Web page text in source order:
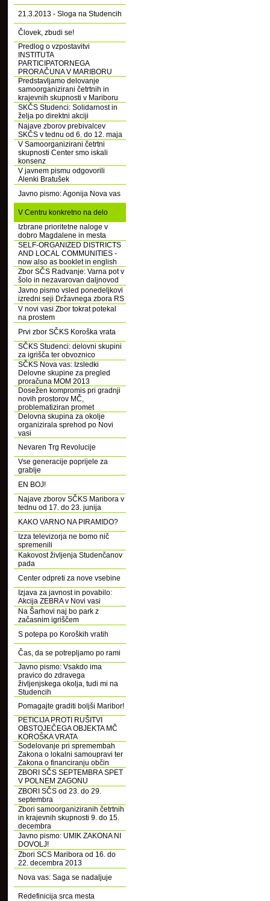
21.3.2013 - Sloga na Studencih
Človek, zbudi se!
Predlog o vzpostavitvi
INSTITUTA
PARTICIPATORNEGA
PRORAČUNA V MARIBORU
Predstavljamo delovanje
samoorganizirani četrtnih in
krajevnih skupnosti v Mariboru
SKČS Studenci: Solidarnost in
želja po direktni akciji
Najave zborov prebivalcev
SKČS v tednu od 6. do 12. maja
V Samoorganizirani četrtni
skupnosti Center smo iskali
konsenz
V javnem pismu odgovorili
Alenki Bratušek
Javno pismo: Agonija Nova vas
V Centru konkretno na delo
Izbrane prioritetne naloge v
dobro Magdalene in mesta
SELF-ORGANIZED DISTRICTS
AND LOCAL COMMUNITIES -
now also as booklet in english
Zbor SČS Radvanje: Varna pot v
šolo in nezavarovan daljnovod
Javno pismo vsled ponedeljkovi
izredni seji Državnega zbora RS
V novi vasi Zbor tokrat potekal
na prostem
Prvi zbor SČKS Koroška vrata
SČKS Studenci: delovni skupini
za igrišča ter obvoznico
SČKS Nova vas: Izsledki
Delovne skupine za pregled
proračuna MOM 2013
Dosežen kompromis pri gradnji
novih prostorov MČ,
problematiziran promet
Delovna skupina za okolje
organizirala sprehod po Novi
vasi
Nevaren Trg Revolucije
Vse generacije poprijele za
grablje
EN BOJ!
Najave zborov SČKS Maribora v
tednu od 17. do 23. junija
KAKO VARNO NA PIRAMIDO?
Izza televizorja ne bomo nič
spremenili
Kakovost življenja Studenčanov
pada
Center odpreti za nove vsebine
Izjava za javnost in povabilo:
Akcija ZEBRA v Novi vasi
Na Šarhovi naj bo park z
začasnim igriščem
S potepa po Koroških vratih
Čas, da se potrepljamo po rami
Javno pismo: Vsakdo ima
pravico do zdravega
življenjskega okolja, tudi mi na
Studencih
Pomagajte graditi boljši Maribor!
PETICIJA PROTI RUŠITVI
OBSTOJEČEGA OBJEKTA MČ
KOROŠKA VRATA
Sodelovanje pri spremembah
Zakona o lokalni samoupravi ter
Zakona o financiranju občin
ZBORI SČS SEPTEMBRA SPET
V POLNEM ZAGONU
ZBORI SČS od 23. do 29.
septembra
Zbori samoorganiziranih četrtnih
in krajevnih skupnosti 9. do 15.
decembra
Javno pismo: UMIK ZAKONA NI
DOVOLJ!
Zbori SCS Maribora od 16. do
22. decembra 2013
Nova vas: Saga se nadaljuje
Redefinicija srca mesta